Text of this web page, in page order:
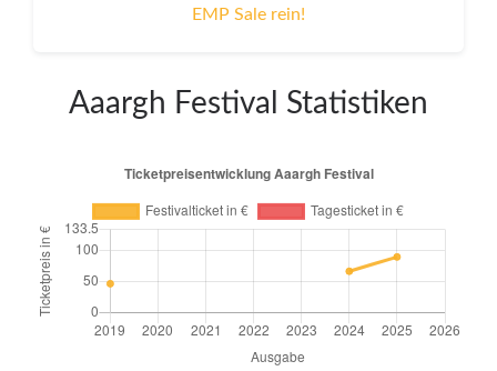
EMP Sale rein!
Aaargh Festival Statistiken